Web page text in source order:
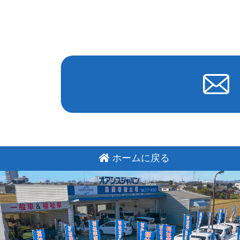
ホームに戻る